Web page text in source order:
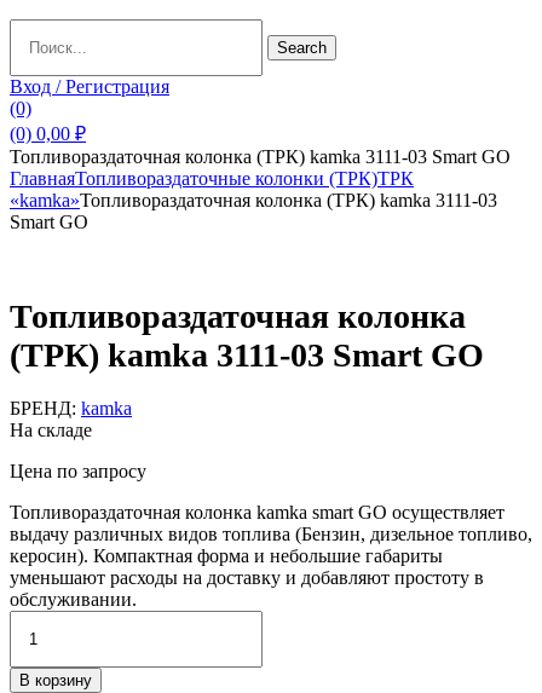
for:
Search
Вход / Регистрация
(0)
(0) 0,00 ₽
Топливораздаточная колонка (ТРК) kamka 3111-03 Smart GO
ГлавнаяТопливораздаточные колонки (ТРК)ТРК
«kamka»Топливораздаточная колонка (ТРК) kamka 3111-03
Smart GO
Топливораздаточная колонка
(ТРК) kamka 3111-03 Smart GO
БРЕНД: kamka
На складе
Цена по запросу
Топливораздаточная колонка kamka smart GO осуществляет
выдачу различных видов топлива (Бензин, дизельное топливо,
керосин). Компактная форма и небольшие габариты
уменьшают расходы на доставку и добавляют простоту в
обслуживании.
товара
Топливораздаточная
колонка
В корзину